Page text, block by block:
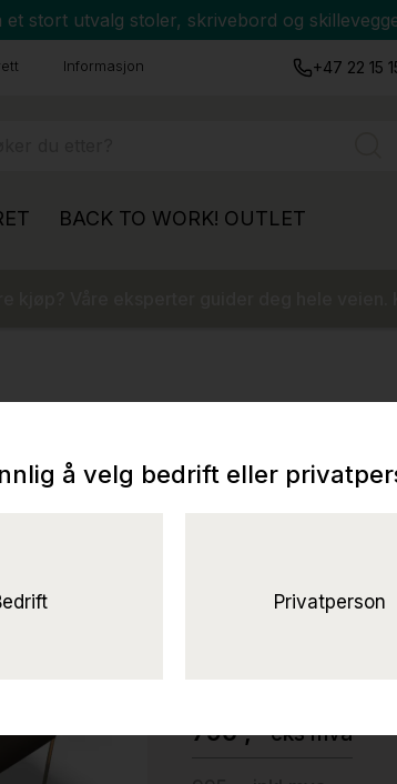
et stort utvalg stoler, skrivebord og
Informasjon +47 22 15
BACK TO WORK! OUTLET
Linos
Sort stoff (Gabriel
796 ,-eks mva
å velg bedrift eller
Privatperson